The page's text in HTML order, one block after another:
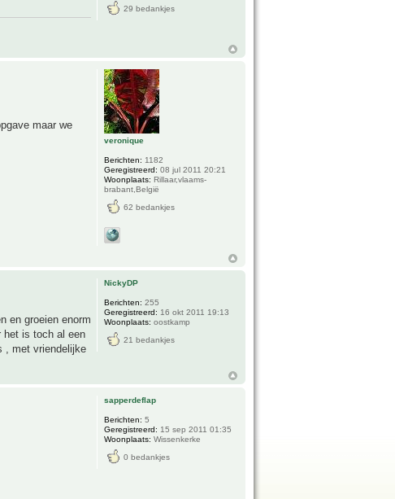
29 bedankjes
maar we
veronique
Berichten: 1182
Geregistreerd: 08 jul 2011 20:21
Woonplaats: Rillaar,vlaams-
brabant,België
62 bedankjes
en groeien enorm
het is toch al een
, met vriendelijke
NickyDP
Berichten: 255
Geregistreerd: 16 okt 2011 19:13
Woonplaats: oostkamp
21 bedankjes
sapperdeflap
Berichten: 5
Geregistreerd: 15 sep 2011 01:35
Woonplaats: Wissenkerke
0 bedankjes